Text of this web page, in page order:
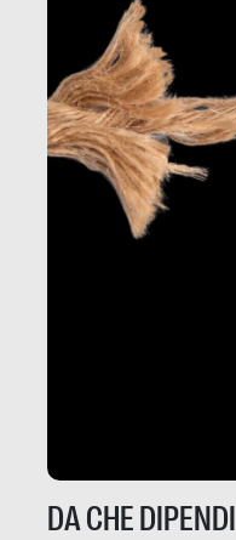
DA CHE DIPENDI